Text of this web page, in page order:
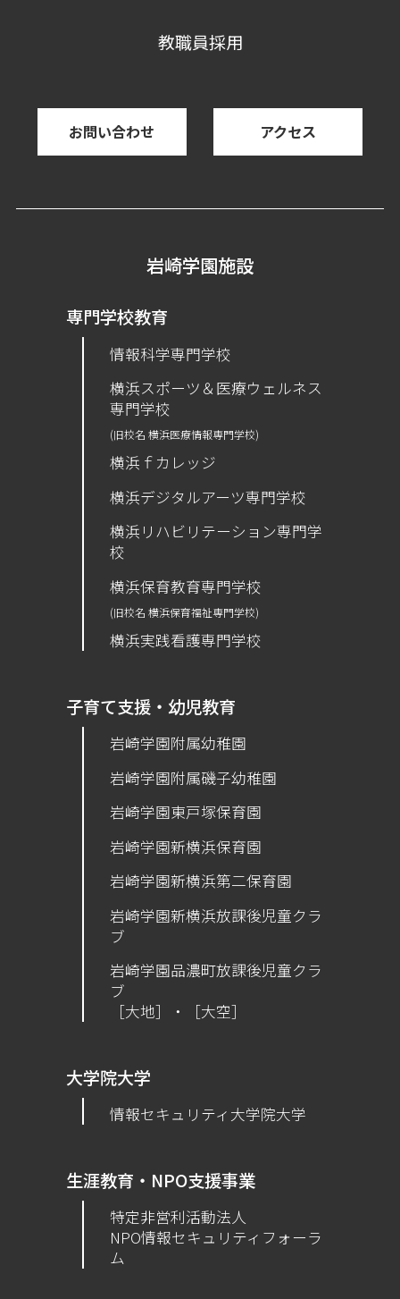
教職員採用
お問い合わせ アクセス
岩崎学園施設
専門学校教育
情報科学専門学校
横浜スポーツ＆医療ウェルネス
専門学校
(旧校名 横浜医療情報専門学校)
横浜ｆカレッジ
横浜デジタルアーツ専門学校
横浜リハビリテーション専門学
校
横浜保育教育専門学校
(旧校名 横浜保育福祉専門学校)
横浜実践看護専門学校
子育て支援・幼児教育
岩崎学園附属幼稚園
岩崎学園附属磯子幼稚園
岩崎学園東戸塚保育園
岩崎学園新横浜保育園
​岩崎学園新横浜第二保育園
岩崎学園新横浜放課後児童クラ
ブ
岩崎学園品濃町放課後児童クラ
ブ
［大地］・［大空］
大学院大学
情報セキュリティ大学院大学
生涯教育・NPO支援事業
特定非営利活動法人
NPO情報セキュリティフォーラ
ム